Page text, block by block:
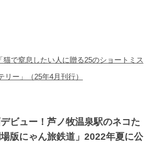
猫で窒息したい人に贈る25のショートミス
リー」（25年4月刊行）
ビュー！芦ノ牧温泉駅のネコた
版にゃん旅鉄道」2022年夏に公